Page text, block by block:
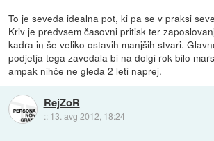
To je seveda idealna pot, ki pa se v praksi
Kriv je predvsem časovni pritisk ter
kadra in še veliko ostavih manjših stvari.
podjetja tega zavedala bi na dolgi rok bilo
ampak nihče ne gleda 2 leti naprej.
RejZoR
:: 13. avg 2012, 18:24